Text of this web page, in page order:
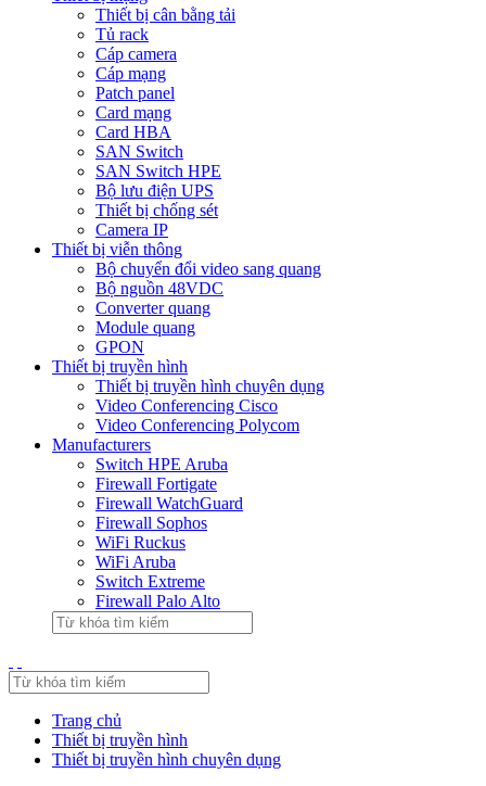
Thiết bị cân bằng tải
Tủ rack
Cáp camera
Cáp mạng
Patch panel
Card mạng
Card HBA
SAN Switch
SAN Switch HPE
Bộ lưu điện UPS
Thiết bị chống sét
Camera IP
Thiết bị viễn thông
Bộ chuyển đổi video sang quang
Bộ nguồn 48VDC
Converter quang
Module quang
GPON
Thiết bị truyền hình
Thiết bị truyền hình chuyên dụng
Video Conferencing Cisco
Video Conferencing Polycom
Manufacturers
Switch HPE Aruba
Firewall Fortigate
Firewall WatchGuard
Firewall Sophos
WiFi Ruckus
WiFi Aruba
Switch Extreme
Firewall Palo Alto
Trang chủ
Thiết bị truyền hình
Thiết bị truyền hình chuyên dụng